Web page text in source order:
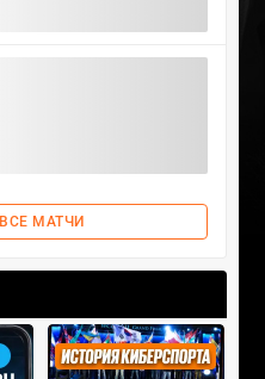
ВСЕ МАТЧИ